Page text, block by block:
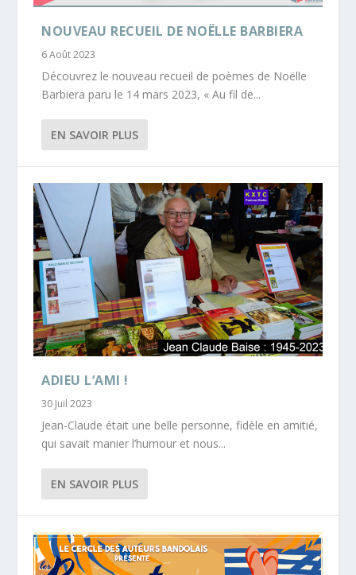
NOUVEAU RECUEIL DE NOËLLE BARBIERA
6 Août 2023
Découvrez le nouveau recueil de poèmes de Noëlle
Barbiera paru le 14 mars 2023, « Au fil de...
EN SAVOIR PLUS
ADIEU L’AMI !
30 Juil 2023
Jean-Claude était une belle personne, fidèle en amitié,
qui savait manier l’humour et nous...
EN SAVOIR PLUS